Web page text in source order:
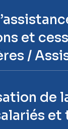
et
/
de